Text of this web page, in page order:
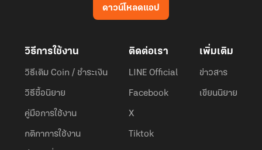
ดาวน์โหลดแอป
วิธีการใช้งาน
วิธีเติม Coin / ชำระเงิน
วิธีซื้อนิยาย
คู่มือการใช้งาน
กติกาการใช้งาน
ติดต่อเรา
LINE Official
Facebook
X
Tiktok
เพิ่มเติม
ข่าวสาร
เขียนนิยาย